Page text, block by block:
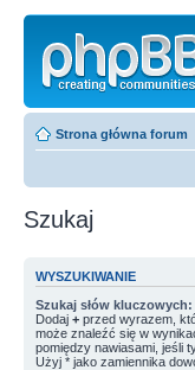
Strona główna forum
Szukaj
WYSZUKIWANIE
Szukaj słów kluczowych:
Dodaj + przed wyrazem,
może znaleźć się w
pomiędzy nawiasami, jeśli
Użyj * jako zamiennika